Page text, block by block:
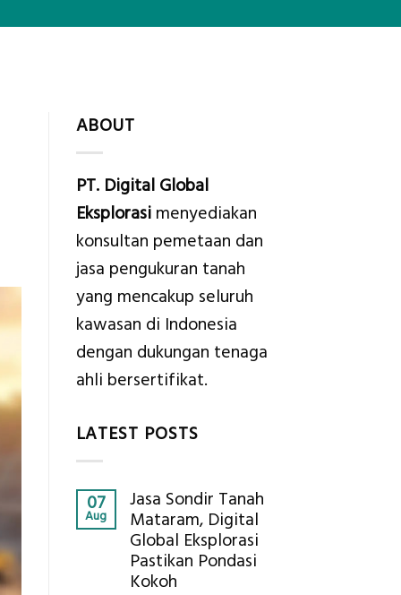
ABOUT
PT. Digital Global
Eksplorasimenyediakan
konsultan pemetaan dan
jasa pengukuran tanah
yang mencakup seluruh
kawasan di Indonesia
dengan dukungan tenaga
ahli bersertifikat.
LATEST POSTS
07
Aug
Jasa Sondir Tanah
Mataram, Digital
Global Eksplorasi
Pastikan Pondasi
Kokoh